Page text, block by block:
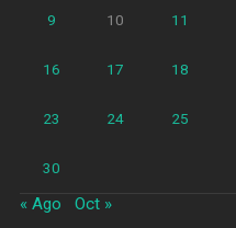
9 10 11
16 17 18
23 24 25
30
« Ago Oct »